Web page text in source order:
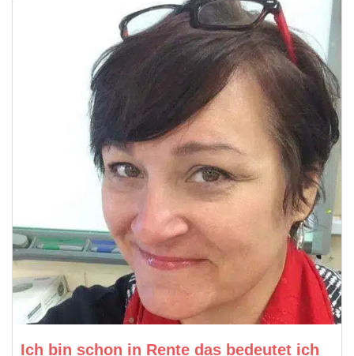
Ich bin schon in Rente das bedeutet ich